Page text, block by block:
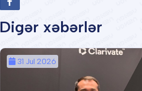
Digər xəbərlər
31 Jul 2026